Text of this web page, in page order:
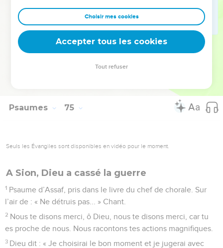
insultes que ces gens stupides te lancent toute la journée.
N’oublie pas les cris de tes ennemis, le bruit toujours plus
fort de tes adversaires.
© Société biblique française – Bibli’O, 2000, avec autorisation. Pour vous procurer
Psaumes 75
Seuls les Évangiles sont disponibles en vidéo pour le moment.
A Sion, Dieu a cassé la guerre
1 Psaume d’Assaf, pris dans le livre du chef de chorale. Sur
l’air de : « Ne détruis pas... » Chant.
2 Nous te disons merci, ô Dieu, nous te disons merci, car tu
es proche de nous. Nous racontons tes actions magnifiques.
3 Dieu dit : « Je choisirai le bon moment et je jugerai avec
Choisir mes cookies
Accepter tous les cookies
Tout refuser